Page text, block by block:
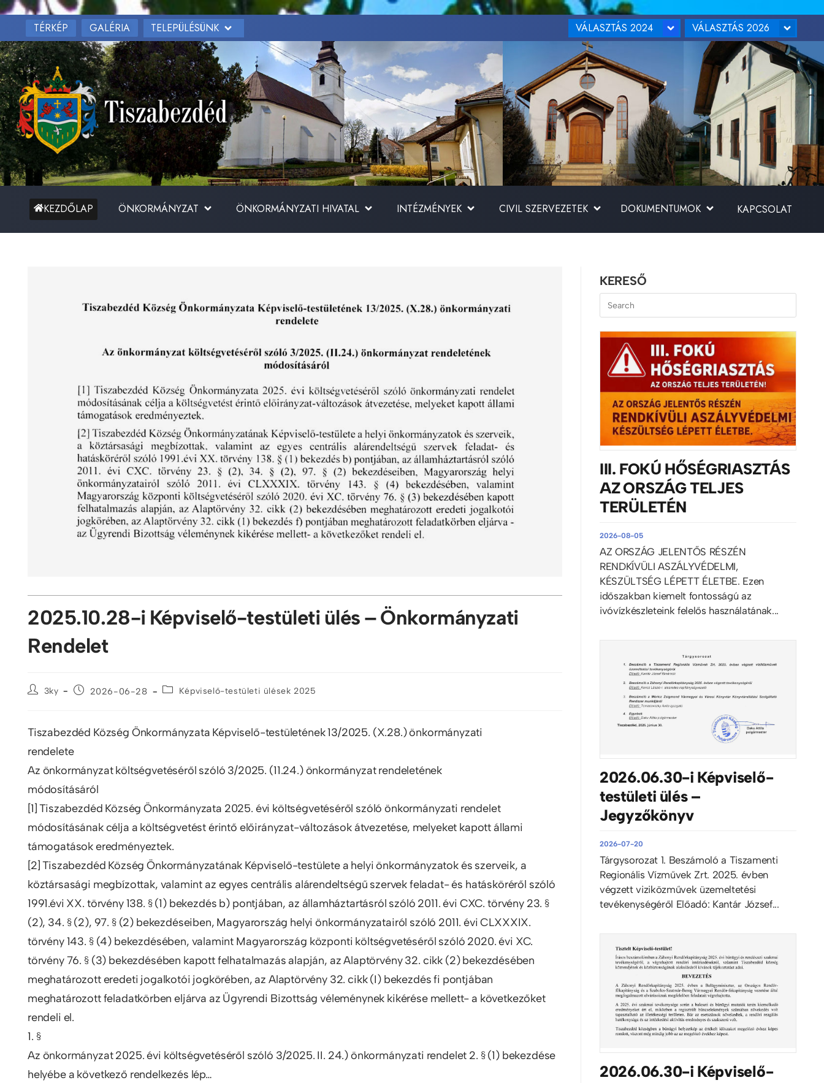
TÉRKÉP GALÉRIA TELEPÜLÉSÜNK VÁLASZTÁS 2024 VÁLASZTÁS 2026
KEZDŐLAP ÖNKORMÁNYZAT ÖNKORMÁNYZATI HIVATAL INTÉZMÉNYEK CIVIL SZERVEZETEK DOKUMENTUMOK KAPCSOLAT
2025.10.28-i Képviselő-testületi ülés – Önkormányzati
Rendelet
3ky 2026-06-28 Képviselő-testületi ülések 2025
Tiszabezdéd Község Önkormányzata Képviselő-testületének 13/2025. (X.28.) önkormányzati
rendelete
Az önkormányzat költségvetéséről szóló 3/2025. (11.24.) önkormányzat rendeletének
módosításáról
[1] Tiszabezdéd Község Önkormányzata 2025. évi költségvetéséről szóló önkormányzati rendelet
módosításának célja a költségvetést érintő előirányzat-változások átvezetése, melyeket kapott állami
támogatások eredményeztek.
[2] Tiszabezdéd Község Önkormányzatának Képviselő-testülete a helyi önkormányzatok és szerveik, a
köztársasági megbízottak, valamint az egyes centrális alárendeltségű szervek feladat- és hatásköréről szóló
1991.évi XX. törvény 138. § (1) bekezdés b) pontjában, az államháztartásról szóló 2011. évi CXC. törvény 23. §
(2), 34. § (2), 97. § (2) bekezdéseiben, Magyarország helyi önkormányzatairól szóló 2011. évi CLXXXIX.
törvény 143. § (4) bekezdésében, valamint Magyarország központi költségvetéséről szóló 2020. évi XC.
törvény 76. § (3) bekezdésében kapott felhatalmazás alapján, az Alaptörvény 32. cikk (2) bekezdésében
meghatározott eredeti jogalkotói jogkörében, az Alaptörvény 32. cikk (I) bekezdés fi pontjában
meghatározott feladatkörben eljárva az Ügyrendi Bizottság véleménynek kikérése mellett- a következőket
rendeli el.
1. §
Az önkormányzat 2025. évi költségvetéséről szóló 3/2025. II. 24.) önkormányzati rendelet 2. § (1) bekezdése
helyébe a következő rendelkezés lép…
KERESŐ
III. FOKÚ HŐSÉGRIASZTÁS
AZ ORSZÁG TELJES
TERÜLETÉN
2026-08-05
AZ ORSZÁG JELENTŐS RÉSZÉN
RENDKÍVÜLI ASZÁLYVÉDELMI,
KÉSZÜLTSÉG LÉPETT ÉLETBE. Ezen
időszakban kiemelt fontosságú az
ivóvízkészleteink felelős használatának...
2026.06.30-i Képviselő-
testületi ülés –
Jegyzőkönyv
2026-07-20
Tárgysorozat 1. Beszámoló a Tiszamenti
Regionális Vízművek Zrt. 2025. évben
végzett viziközművek üzemeltetési
tevékenységéről Előadó: Kantár József...
2026.06.30-i Képviselő-